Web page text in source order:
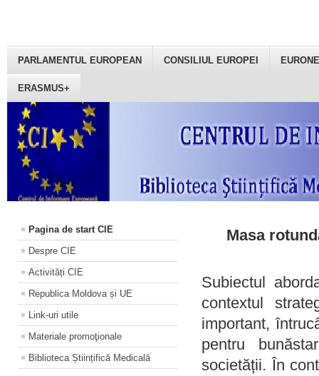
PARLAMENTUL EUROPEAN CONSILIUL EUROPEI
ERASMUS+
Pagina de start CIE
Despre CIE
Activități CIE
Republica Moldova și UE
Link-uri utile
Materiale promoţionale
Biblioteca Științifică Medicală
Masa
Subiectul
contextul
important,
pentru
societății. În